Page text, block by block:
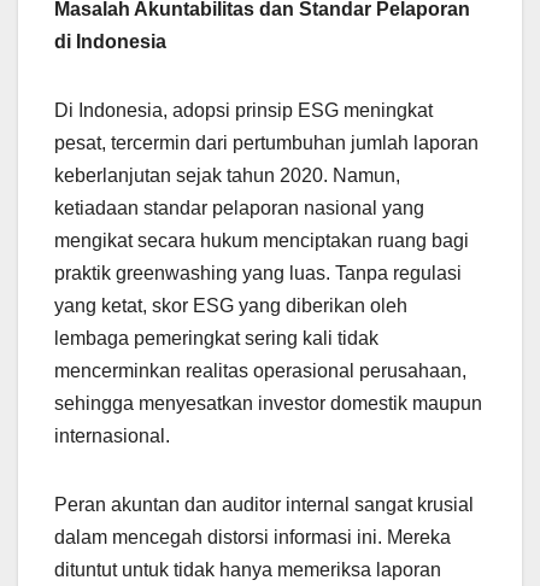
Masalah Akuntabilitas dan Standar Pelaporan
di Indonesia
Di Indonesia, adopsi prinsip ESG meningkat
pesat, tercermin dari pertumbuhan jumlah laporan
keberlanjutan sejak tahun 2020. Namun,
ketiadaan standar pelaporan nasional yang
mengikat secara hukum menciptakan ruang bagi
praktik greenwashing yang luas. Tanpa regulasi
yang ketat, skor ESG yang diberikan oleh
lembaga pemeringkat sering kali tidak
mencerminkan realitas operasional perusahaan,
sehingga menyesatkan investor domestik maupun
internasional.
Peran akuntan dan auditor internal sangat krusial
dalam mencegah distorsi informasi ini. Mereka
dituntut untuk tidak hanya memeriksa laporan